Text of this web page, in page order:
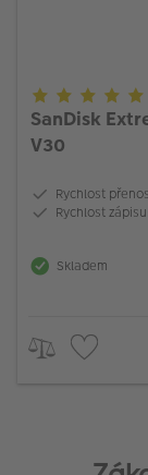
SanDisk
V30
Rychlost
Rychlost
Skladem